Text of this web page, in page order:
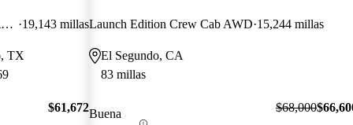
Adventure Dual Motor Crew Cab AWD 19,143 millas
TX
$61,672
Launch Edition Crew Cab AWD 15,244 millas
El Segundo, CA
83 millas
Buena
$68,000